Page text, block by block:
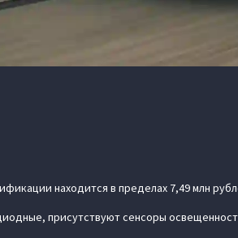
находится в пределах 7,49 млн
присутствуют сенсоры